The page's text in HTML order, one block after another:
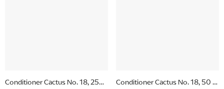
Conditioner Cactus No. 18, 250 ml Conditioner Cactus No. 18, 50 ml